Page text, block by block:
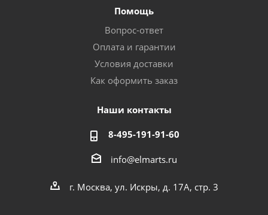
Помощь
Вопрос-ответ
Оплата и гарантии
Условия доставки
Как оформить заказ
Наши контакты
8-495-191-91-60
info@elmarts.ru
г. Москва, ул. Искры, д. 17А, стр. 3